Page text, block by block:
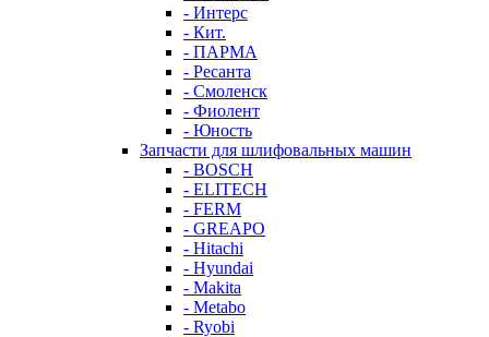
- Интерс
- Кит.
- ПАРМА
- Ресанта
- Смоленск
- Фиолент
- Юность
Запчасти для шлифовальных машин
- BOSCH
- ELITECH
- FERM
- GREAPO
- Hitachi
- Hyundai
- Makita
- Metabo
- Ryobi